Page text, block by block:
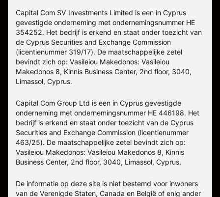
Capital Com SV Investments Limited is een in Cyprus
gevestigde onderneming met ondernemingsnummer HE
354252. Het bedrijf is erkend en staat onder toezicht van
de Cyprus Securities and Exchange Commission
(licentienummer 319/17). De maatschappelijke zetel
bevindt zich op: Vasileiou Makedonos: Vasileiou
Makedonos 8, Kinnis Business Center, 2nd floor, 3040,
Limassol, Cyprus.
Capital Com Group Ltd is een in Cyprus gevestigde
onderneming met ondernemingsnummer ΗΕ 446198. Het
bedrijf is erkend en staat onder toezicht van de Cyprus
Securities and Exchange Commission (licentienummer
463/25). De maatschappelijke zetel bevindt zich op:
Vasileiou Makedonos: Vasileiou Makedonos 8, Kinnis
Business Center, 2nd floor, 3040, Limassol, Cyprus.
De informatie op deze site is niet bestemd voor inwoners
van de Verenigde Staten, Canada en België of enig ander